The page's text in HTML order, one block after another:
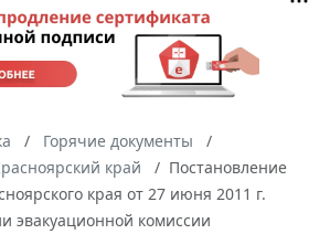
Горячие документы
край
Постановление
края от 27 июня 2011 г.
эвакуационной комиссии